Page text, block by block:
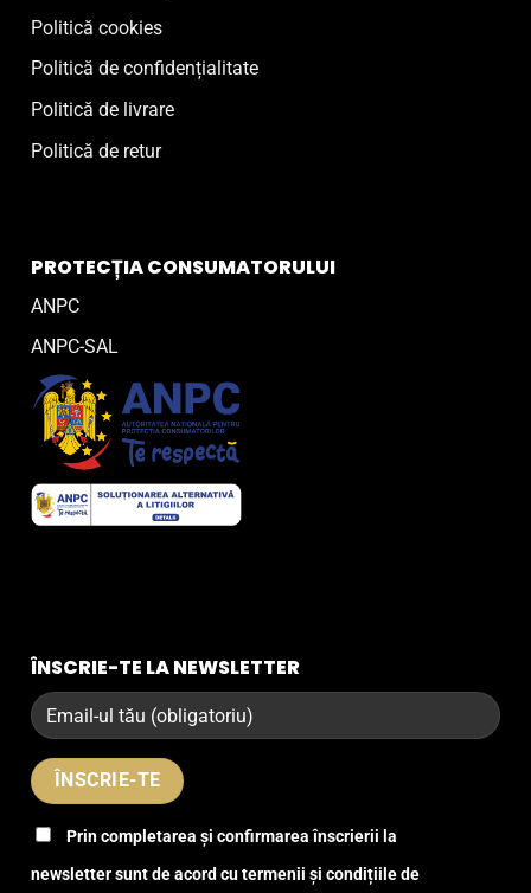
Politică cookies
Politică de confidențialitate
Politică de livrare
Politică de retur
PROTECȚIA CONSUMATORULUI
ANPC
ANPC-SAL
ÎNSCRIE-TE LA NEWSLETTER
Prin completarea și confirmarea înscrierii la
newsletter sunt de acord cu termenii și condițiile de